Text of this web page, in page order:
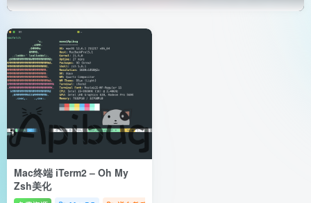
Mac终端 iTerm2 – Oh My
Zsh美化